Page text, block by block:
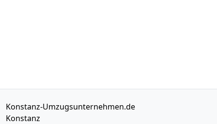
Konstanz-Umzugsunternehmen.de
Konstanz